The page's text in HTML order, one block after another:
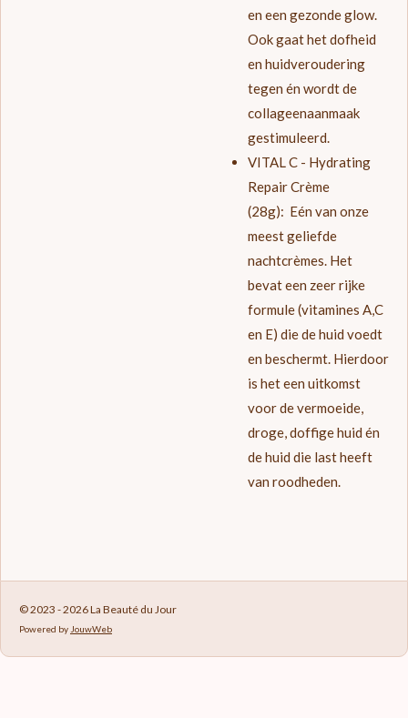
en een gezonde glow.
Ook gaat het dofheid
en huidveroudering
tegen én wordt de
collageenaanmaak
gestimuleerd.
VITAL C - Hydrating
Repair Crème
(28g): Eén van onze
meest geliefde
nachtcrèmes. Het
bevat een zeer rijke
formule (vitamines A,C
en E) die de huid voedt
en beschermt. Hierdoor
is het een uitkomst
voor de vermoeide,
droge, doffige huid én
de huid die last heeft
van roodheden.
© 2023 - 2026 La Beauté du Jour
Powered by JouwWeb